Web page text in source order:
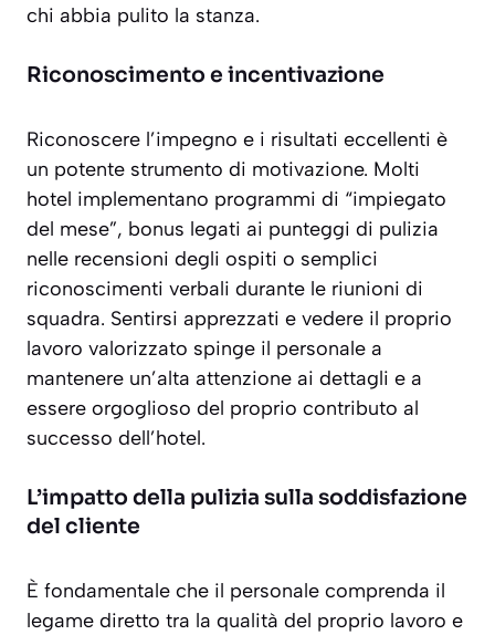
chi abbia pulito la stanza.
Riconoscimento e incentivazione
Riconoscere l’impegno e i risultati eccellenti è
un potente strumento di motivazione. Molti
hotel implementano programmi di “impiegato
del mese”, bonus legati ai punteggi di pulizia
nelle recensioni degli ospiti o semplici
riconoscimenti verbali durante le riunioni di
squadra. Sentirsi apprezzati e vedere il proprio
lavoro valorizzato spinge il personale a
mantenere un’alta attenzione ai dettagli e a
essere orgoglioso del proprio contributo al
successo dell’hotel.
L’impatto della pulizia sulla soddisfazione
del cliente
È fondamentale che il personale comprenda il
legame diretto tra la qualità del proprio lavoro e